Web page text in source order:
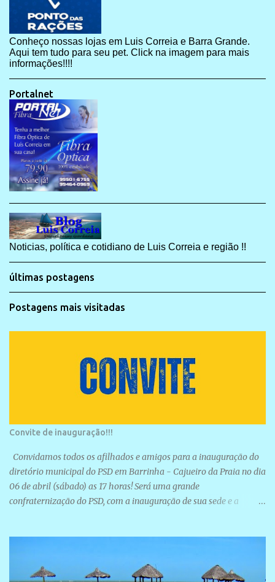
Conheço nossas lojas em Luis Correia e Barra Grande.
Aqui tem tudo para seu pet. Click na imagem para mais
informações!!!!
Portalnet
Noticias, política e cotidiano de Luis Correia e região !!
últimas postagens
Postagens mais visitadas
Convite de inauguração!!!
Convidamos todos os afilhados e amigos para a inauguração do
diretório municipal do PSD em Barrinha - Cajueiro da Praia no dia
06 de abril (sábado) as 17 horas! Será uma grande
confraternização do PSD, com a inauguração de sua sede e a